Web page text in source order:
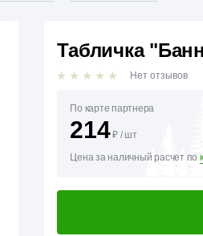
Табличка
Нет отзывов
По карте партнера
214₽ / шт
Цена за наличный расчет по